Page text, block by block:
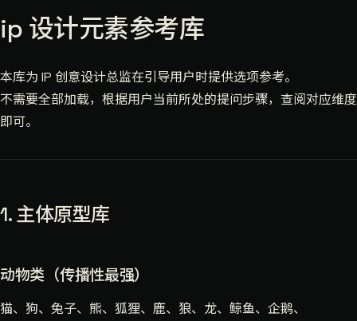
ip 设计元素参考库
本库为 IP 创意设计总监在引导用户时提供选项参考。
不需要全部加载，根据用户当前所处的提问步骤，查阅对应维度
即可。
1. 主体原型库
动物类（传播性最强）
猫、狗、兔子、熊、狐狸、鹿、狼、龙、鲸鱼、企鹅、